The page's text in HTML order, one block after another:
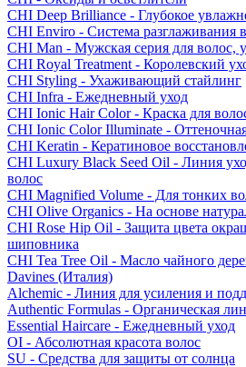
CHI Deep Brilliance - Глубокое
CHI Enviro - Система разглаживания
CHI Man - Мужская серия для волос,
CHI Royal Treatment - Королевский
CHI Styling - Ухаживающий стайлинг
CHI Infra - Ежедневный уход
CHI Ionic Hair Color - Краска для
CHI Ionic Color Illuminate -
CHI Keratin - Кератиновое
CHI Luxury Black Seed Oil - Линия
волос
CHI Magnified Volume - Для тонких
CHI Olive Organics - На основе
CHI Rose Hip Oil - Защита цвета
шиповника
CHI Tea Tree Oil - Масло чайного
Davines (Италия)
Alchemic - Линия для усиления и
Authentic Formulas - Органическая
Essential Haircare - Eжедневный уход
OI - Абсолютная красота волос
SU - Средства для защиты от солнца